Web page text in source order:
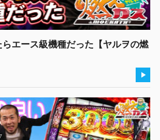
エース級機種だった【ヤルヲの燃